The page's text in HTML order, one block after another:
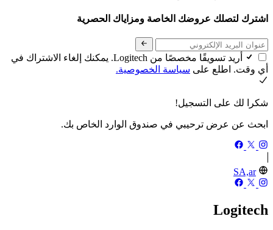
اشترك لتصلك عروضك الخاصة ومزاياك الحصرية
أريد تسويقًا مخصصًا من Logitech. يمكنك إلغاء الاشتراك في
أي وقت. اطلع على سياسة الخصوصية.
شكرا لك على التسجيل!
ابحث عن عرض ترحيبي في صندوق الوارد الخاص بك.
SA,ar
Logitech